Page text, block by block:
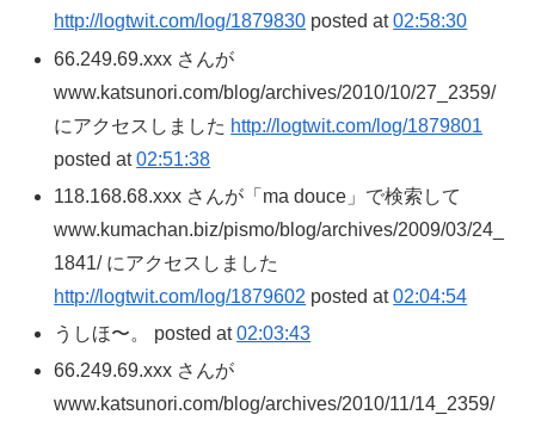
http://logtwit.com/log/1879830 posted at02:58:30
66.249.69.xxx さんが
www.katsunori.com/blog/archives/2010/10/27_2359/
にアクセスしました http://logtwit.com/log/1879801
posted at02:51:38
118.168.68.xxx さんが「ma douce」で検索して
www.kumachan.biz/pismo/blog/archives/2009/03/24_
1841/ にアクセスしました
http://logtwit.com/log/1879602 posted at02:04:54
うしほ〜。 posted at02:03:43
66.249.69.xxx さんが
www.katsunori.com/blog/archives/2010/11/14_2359/